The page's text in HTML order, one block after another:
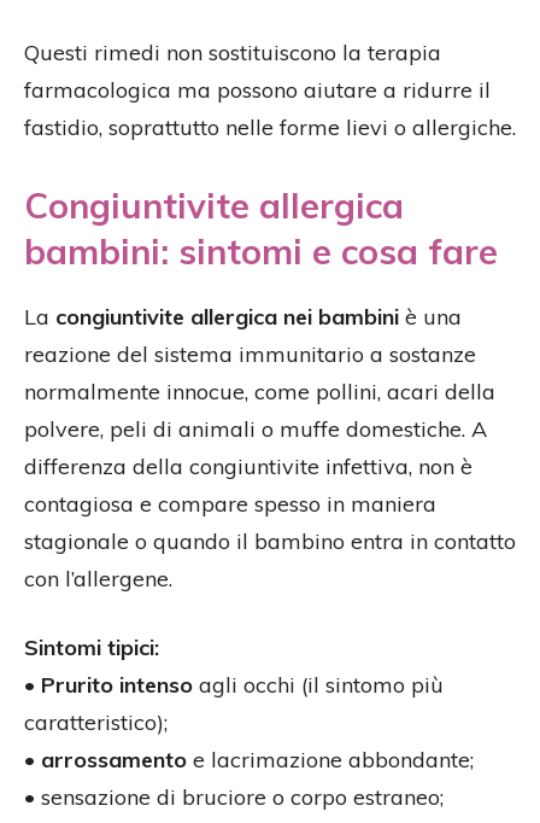
Questi rimedi non sostituiscono la terapia
farmacologica ma possono aiutare a ridurre il
fastidio, soprattutto nelle forme lievi o allergiche.
Congiuntivite allergica
bambini: sintomi e cosa fare
La congiuntivite allergica nei bambini è una
reazione del sistema immunitario a sostanze
normalmente innocue, come pollini, acari della
polvere, peli di animali o muffe domestiche. A
differenza della congiuntivite infettiva, non è
contagiosa e compare spesso in maniera
stagionale o quando il bambino entra in contatto
con l’allergene.
Sintomi tipici:
• Prurito intenso agli occhi (il sintomo più
caratteristico);
• arrossamento e lacrimazione abbondante;
• sensazione di bruciore o corpo estraneo;